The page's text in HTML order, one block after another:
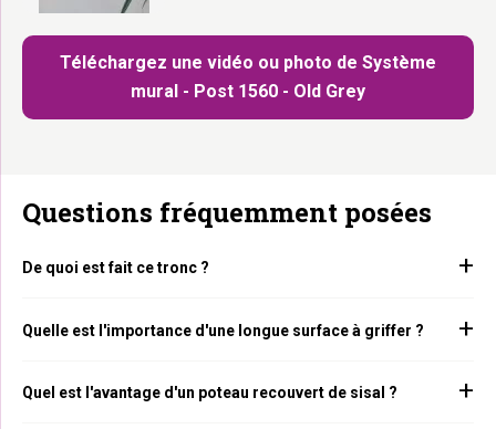
Téléchargez une vidéo ou photo de Système
mural - Post 1560 - Old Grey
Questions fréquemment posées
De quoi est fait ce tronc ?
Quelle est l'importance d'une longue surface à griffer ?
Quel est l'avantage d'un poteau recouvert de sisal ?